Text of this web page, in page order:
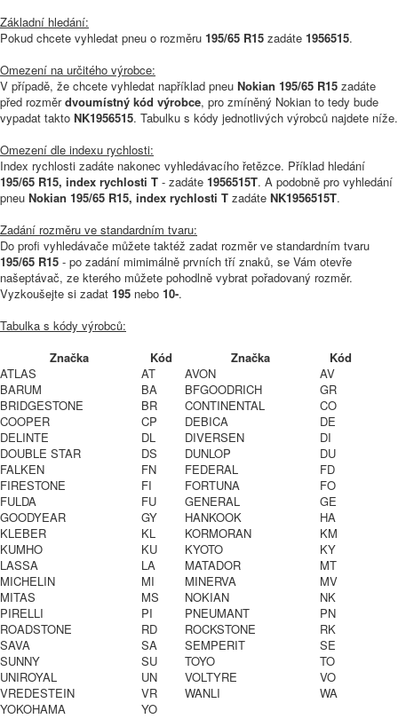
Základní hledání:
Pokud chcete vyhledat pneu o rozměru 195/65 R15 zadáte 1956515.
Omezení na určitého výrobce:
V případě, že chcete vyhledat například pneu Nokian 195/65 R15 zadáte
před rozměrdvoumístný kód výrobce, pro zmíněný Nokian to tedy bude
vypadat takto NK1956515. Tabulku s kódy jednotlivých výrobců najdete níže.
Omezení dle indexu rychlosti:
Index rychlosti zadáte nakonec vyhledávacího řetězce. Příklad hledání
195/65 R15, index rychlosti T - zadáte 1956515T. A podobně pro vyhledání
pneu Nokian 195/65 R15, index rychlosti T zadáte NK1956515T.
Zadání rozměru ve standardním tvaru:
Do profi vyhledávače můžete taktéž zadat rozměr ve standardním tvaru
195/65 R15 - po zadání mimimálně prvních tří znaků, se Vám otevře
našeptávač, ze kterého můžete pohodlně vybrat pořadovaný rozměr.
Vyzkoušejte si zadat 195 nebo 10-.
Tabulka s kódy výrobců:
Značka
Kód Značka
Kód
ATLAS
AT AVON
AV
BARUM
BA BFGOODRICH
GR
BRIDGESTONE
BR CONTINENTAL
CO
COOPER
CP DEBICA
DE
DELINTE
DL DIVERSEN
DI
DOUBLE STAR
DS DUNLOP
DU
FALKEN
FN FEDERAL
FD
FIRESTONE
FI FORTUNA
FO
FULDA
FU GENERAL
GE
GOODYEAR
GY HANKOOK
HA
KLEBER
KL KORMORAN
KM
KUMHO
KU KYOTO
KY
LASSA
LA MATADOR
MT
MICHELIN
MI MINERVA
MV
MITAS
MS NOKIAN
NK
PIRELLI
PI PNEUMANT
PN
ROADSTONE
RD ROCKSTONE
RK
SAVA
SA SEMPERIT
SE
SUNNY
SU TOYO
TO
UNIROYAL
UN VOLTYRE
VO
VREDESTEIN
VR WANLI
WA
YOKOHAMA
YO